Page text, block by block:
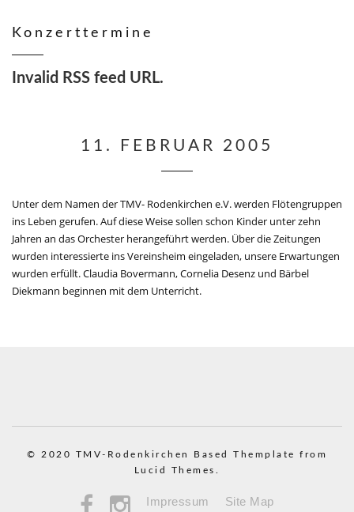
Konzerttermine
Invalid RSS feed URL.
11. FEBRUAR 2005
Unter dem Namen der TMV- Rodenkirchen e.V. werden Flötengruppen
ins Leben gerufen. Auf diese Weise sollen schon Kinder unter zehn
Jahren an das Orchester herangeführt werden. Über die Zeitungen
wurden interessierte ins Vereinsheim eingeladen, unsere Erwartungen
wurden erfüllt. Claudia Bovermann, Cornelia Desenz und Bärbel
Diekmann beginnen mit dem Unterricht.
© 2020 TMV-Rodenkirchen Based Themplate from
Lucid Themes.
Impressum Site Map